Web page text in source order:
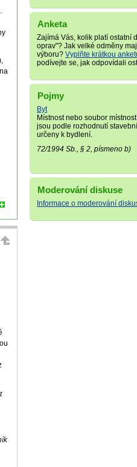
Anketa
Zajímá Vás, kolik platí ostatní
oprav"? Jak velké odměny
výboru?Vyplňte krátkou
podívejte se, jak odpovídali
Pojmy
Byt
Místnost nebo soubor
jsou podle rozhodnutí
určeny k bydlení.
72/1994 Sb., § 2, písmeno b)
Moderování diskuse
Informace o moderování